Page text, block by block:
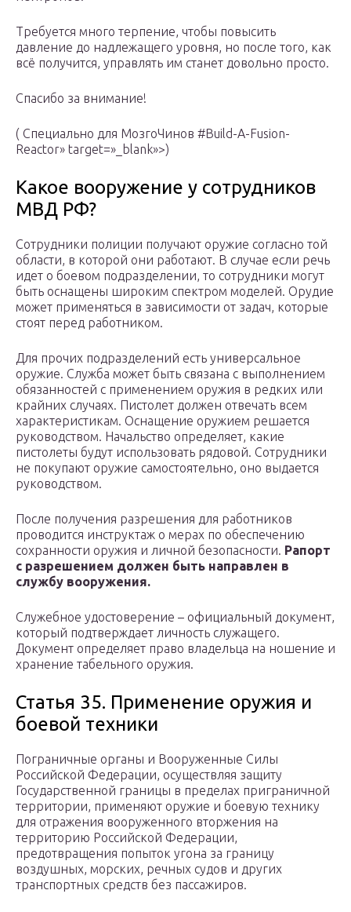
Требуется много терпение, чтобы повысить
давление до надлежащего уровня, но после того, как
всё получится, управлять им станет довольно просто.
Спасибо за внимание!
( Специально для МозгоЧинов #Build-A-Fusion-
Reactor» target=»_blank»>)
Какое вооружение у сотрудников
МВД РФ?
Сотрудники полиции получают оружие согласно той
области, в которой они работают. В случае если речь
идет о боевом подразделении, то сотрудники могут
быть оснащены широким спектром моделей. Орудие
может применяться в зависимости от задач, которые
стоят перед работником.
Для прочих подразделений есть универсальное
оружие. Служба может быть связана с выполнением
обязанностей с применением оружия в редких или
крайних случаях. Пистолет должен отвечать всем
характеристикам. Оснащение оружием решается
руководством. Начальство определяет, какие
пистолеты будут использовать рядовой. Сотрудники
не покупают оружие самостоятельно, оно выдается
руководством.
После получения разрешения для работников
проводится инструктаж о мерах по обеспечению
сохранности оружия и личной безопасности. Рапорт
с разрешением должен быть направлен в
службу вооружения.
Служебное удостоверение – официальный документ,
который подтверждает личность служащего.
Документ определяет право владельца на ношение и
хранение табельного оружия.
Статья 35. Применение оружия и
боевой техники
Пограничные органы и Вооруженные Силы
Российской Федерации, осуществляя защиту
Государственной границы в пределах приграничной
территории, применяют оружие и боевую технику
для отражения вооруженного вторжения на
территорию Российской Федерации,
предотвращения попыток угона за границу
воздушных, морских, речных судов и других
транспортных средств без пассажиров.